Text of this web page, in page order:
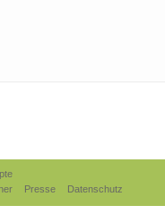
Presse Datenschutz